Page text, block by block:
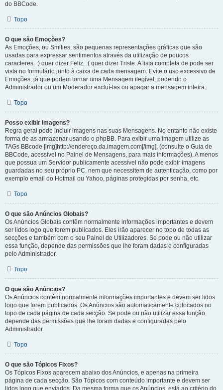
do BBCode.
Topo
O que são Emoções?
As Emoções, ou Smilies, são pequenas representações gráficas que são
usadas para expressar sentimentos através da utilização de poucos
caracteres. :) quer dizer Feliz, :( quer dizer Triste. A lista completa de pode ser
vista no formulário junto à caixa de cada mensagem. Evite o uso excessivo de
Emoções, já que podem tornar uma Mensagem ilegível, podendo o
Administrador ou um Moderador excluí-las ou apagar a mensagem inteira.
Topo
Posso exibir Imagens?
Regra geral pode incluir imagens nas suas Mensagens. No entanto não existe
forma de as armazenar usando o phpBB. Para exibir uma imagem utilize as
TAGs BBcode [img]http://endereço.da.imagem.com[/img], (consulte o Guia de
BBCode, acessível no Painel de Mensagens, para mais informações). A menos
que possua um Servidor publicamente acessível não pode exibir imagens
guardadas no seu próprio PC, nem que necessitem de autenticação, como por
exemplo email do Hotmail ou Yahoo, páginas protegidas por senha, etc.
Topo
O que são Anúncios Globais?
Os Anúncios Globais contêm normalmente informações importantes e devem
ser lidos logo que forem publicados. Eles irão aparecer no topo de todas as
secções e também com o seu Painel de Utilizadores. Se pode ou não utilizar
essa função, depende das permissões que lhe foram dadas e configuradas
pelo Administrador.
Topo
O que são Anúncios?
Os Anúncios contêm normalmente informações importantes e devem ser lidos
logo que forem publicados. Os Anúncios são automaticamente colocados no
topo de cada página de cada secção. Se pode ou não utilizar essa função,
depende das permissões que lhe foram dadas e configuradas pelo
Administrador.
Topo
O que são Tópicos Fixos?
Os Tópicos Fixos aparecem abaixo dos Anúncios, e apenas na primeira
página de cada secção. São Tópicos com conteúdo importante e devem ser
lidos logo que enviados. Da mesma forma que os Anúncios, está ao critério do